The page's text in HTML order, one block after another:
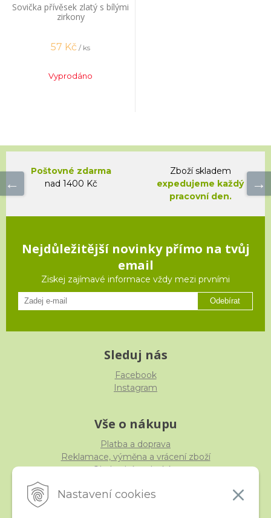
Nastavení cookies
Sovička přívěsek zlatý s bílými
zirkony
57 Kč / ks
Vyprodáno
Poštovné zdarma
nad 1400 Kč
Zboží skladem
expedujeme každý
pracovní den.
Nejdůležitější novinky přímo na tvůj
email
Ziskej zajímavé informace vždy mezi prvními
Odebírat
Sleduj nás
Facebook
Instagram
Vše o nákupu
Platba a doprava
Reklamace, výměna a vrácení zboží
Obchodní podmínky